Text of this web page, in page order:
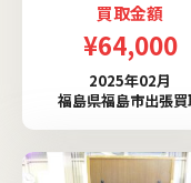
買取金額
¥64,000
2025年02月
福島県福島市出張買